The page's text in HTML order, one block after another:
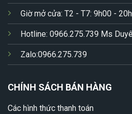
Giờ mở cửa: T2 - T7: 9h00 -
Hotline: 0966.275.739 Ms
Zalo:0966.275.739
CHÍNH SÁCH BÁN HÀNG
Các hình thức thanh toán